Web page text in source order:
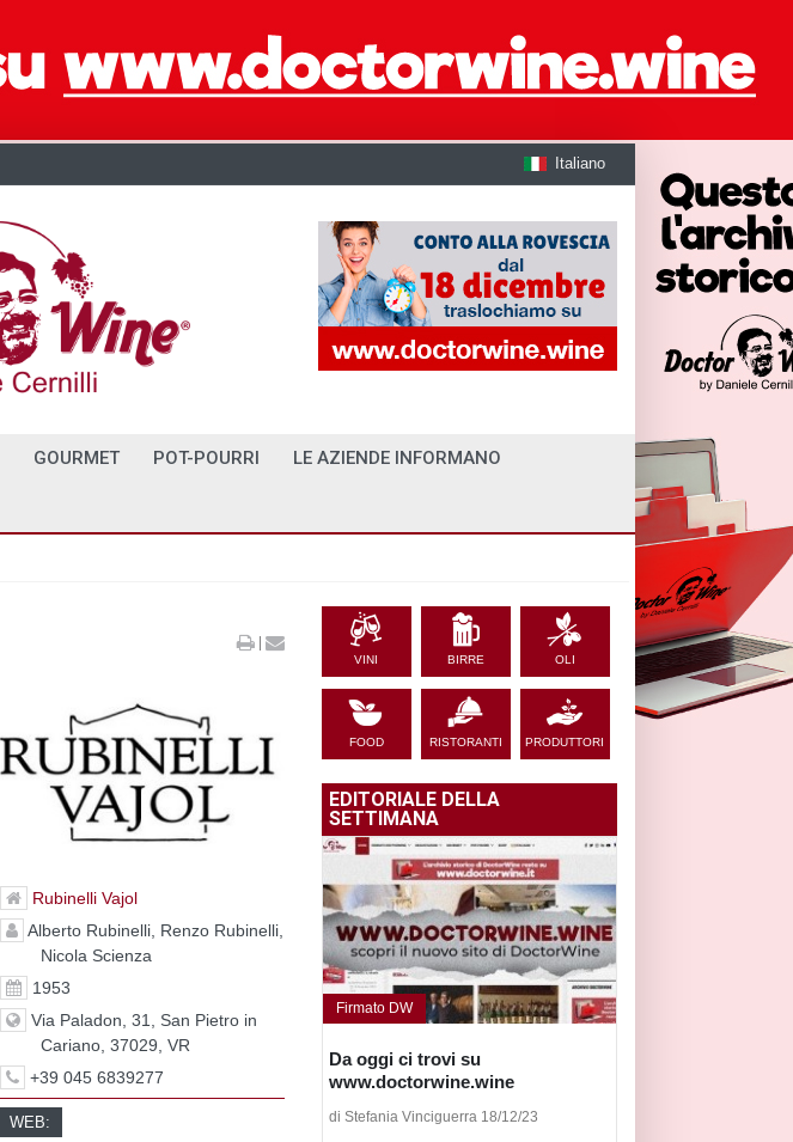
Italiano
GOURMET POT-POURRI LE AZIENDE INFORMANO
|
Rubinelli Vajol
Alberto Rubinelli, Renzo Rubinelli,
Nicola Scienza
1953
Via Paladon, 31, San Pietro in
Cariano, 37029, VR
+39 045 6839277
WEB:
VINI BIRRE OLI
FOOD RISTORANTI PRODUTTORI
EDITORIALE DELLA
SETTIMANA
Firmato DW
Da oggi ci trovi su
www.doctorwine.wine
di Stefania Vinciguerra 18/12/23